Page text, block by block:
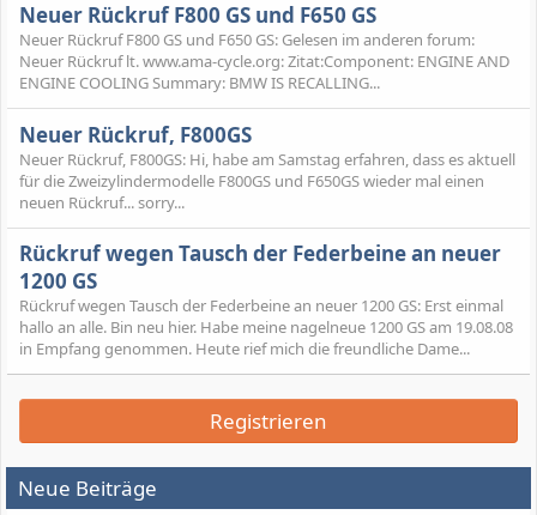
Neuer Rückruf F800 GS und F650 GS
Neuer Rückruf F800 GS und F650 GS: Gelesen im anderen forum:
Neuer Rückruf lt. www.ama-cycle.org: Zitat:Component: ENGINE AND
ENGINE COOLING Summary: BMW IS RECALLING...
Neuer Rückruf, F800GS
Neuer Rückruf, F800GS: Hi, habe am Samstag erfahren, dass es aktuell
für die Zweizylindermodelle F800GS und F650GS wieder mal einen
neuen Rückruf... sorry...
Rückruf wegen Tausch der Federbeine an neuer
1200 GS
Rückruf wegen Tausch der Federbeine an neuer 1200 GS: Erst einmal
hallo an alle. Bin neu hier. Habe meine nagelneue 1200 GS am 19.08.08
in Empfang genommen. Heute rief mich die freundliche Dame...
Registrieren
Neue Beiträge